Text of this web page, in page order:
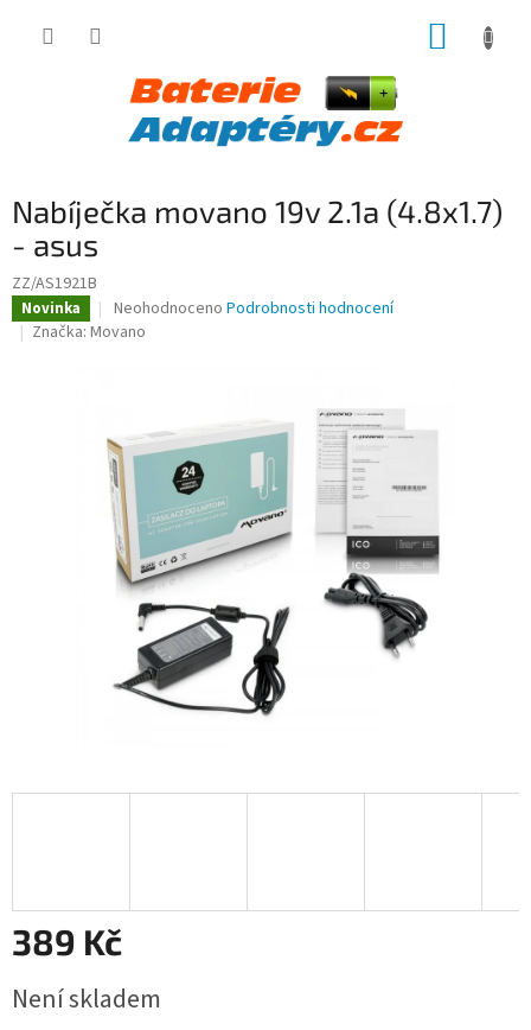
Nabíječka movano 19v 2.1a (4.8x1.7)
- asus
ZZ/AS1921B
Novinka
Průměrné
hodnocení
5
hvězdiček.
Neohodnoceno Podrobnosti hodnocení
Značka: Movano
389 Kč
cena:
Není skladem